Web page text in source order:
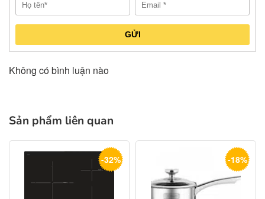
GỬI
Không có bình luận nào
Sản phẩm liên quan
-32% -18%